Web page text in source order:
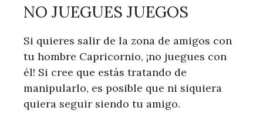
NO JUEGUES JUEGOS
Si quieres salir de la zona de amigos con
tu hombre Capricornio, ¡no juegues con
él! Si cree que estás tratando de
manipularlo, es posible que ni siquiera
quiera seguir siendo tu amigo.